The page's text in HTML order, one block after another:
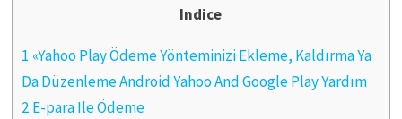
Indice
1 «Yahoo Play Ödeme Yönteminizi Ekleme, Kaldırma Ya
Da Düzenleme Android Yahoo And Google Play Yardım
2 E-para Ile Ödeme